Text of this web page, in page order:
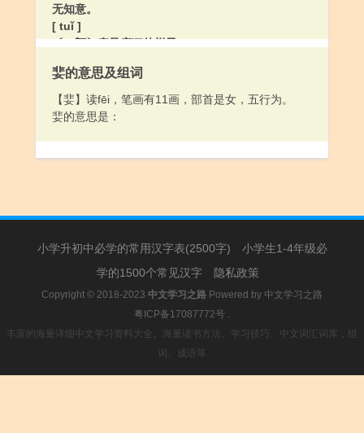
无知意。
[ tuǐ ]
〔～顡〕痴呆癫狂的样子。
聋。
婓的意思及组词
【婓】读fēi，笔画有11画，部首是女，五行为。
婓的意思是：
小学升初中必学的常用汉字表(2500字)
小学生1-4年级必
学的1500个常见汉字
隐私政策
Copyright © 2018-2023 中文学习之路 Powered by 中文学习之路
粤ICP备17087772号 .
丰富的海量详细中文学习资料大全。海量读书方法、学习技巧、中文词汇词库，组
词、成语等